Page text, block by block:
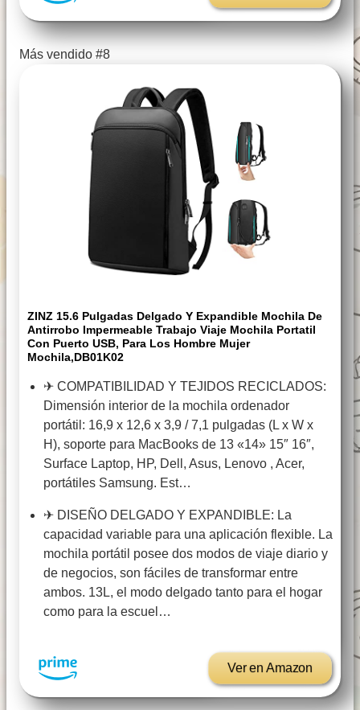
Más vendido #8
ZINZ 15.6 Pulgadas Delgado Y Expandible Mochila De
Antirrobo Impermeable Trabajo Viaje Mochila Portatil
Con Puerto USB, Para Los Hombre Mujer
Mochila,DB01K02
✈ COMPATIBILIDAD Y TEJIDOS RECICLADOS:
Dimensión interior de la mochila ordenador
portátil: 16,9 x 12,6 x 3,9 / 7,1 pulgadas (L x W x
H), soporte para MacBooks de 13 «14» 15″ 16″,
Surface Laptop, HP, Dell, Asus, Lenovo , Acer,
portátiles Samsung. Est…
✈ DISEÑO DELGADO Y EXPANDIBLE: La
capacidad variable para una aplicación flexible. La
mochila portátil posee dos modos de viaje diario y
de negocios, son fáciles de transformar entre
ambos. 13L, el modo delgado tanto para el hogar
como para la escuel…
Ver en Amazon